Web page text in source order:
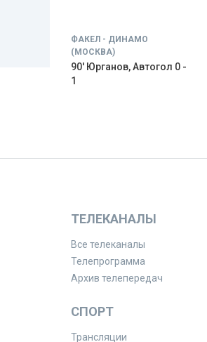
ФАКЕЛ - ДИНАМО
(МОСКВА)
90' Юрганов, Автогол 0 -
1
ТЕЛЕКАНАЛЫ
Все телеканалы
Телепрограмма
Архив телепередач
СПОРТ
Трансляции